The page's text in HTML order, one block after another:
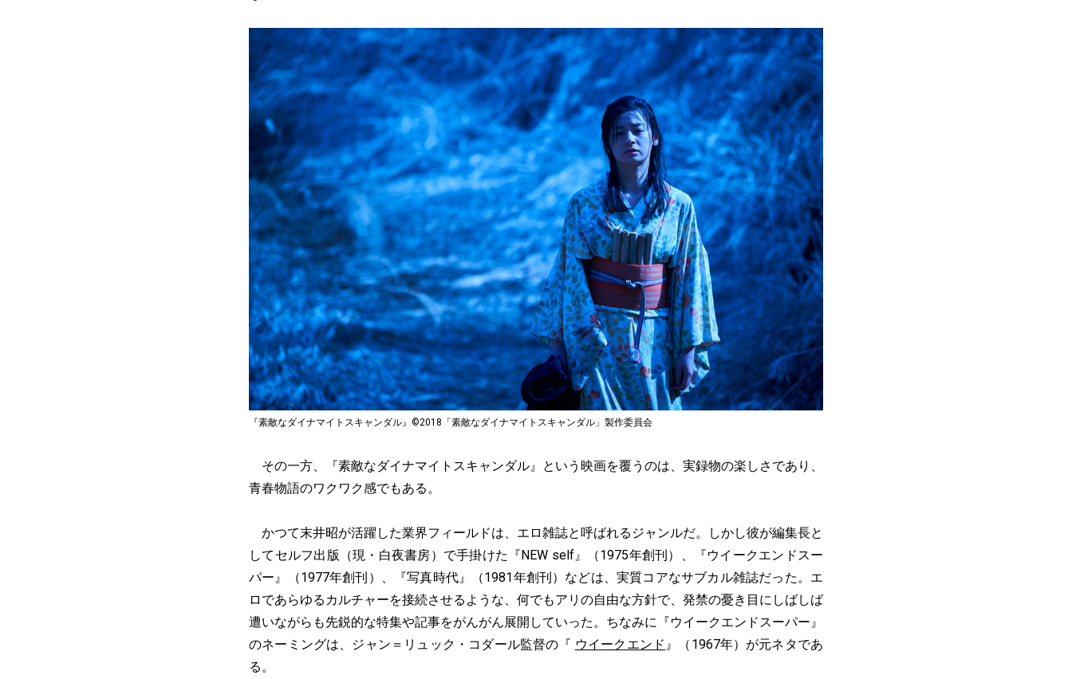
『素敵なダイナマイトスキャンダル』©2018「素敵なダイナマイトスキャンダル」製作委員会
その一方、『素敵なダイナマイトスキャンダル』という映画を覆うのは、実録物の楽しさであり、
青春物語のワクワク感でもある。
かつて末井昭が活躍した業界フィールドは、エロ雑誌と呼ばれるジャンルだ。しかし彼が編集長と
してセルフ出版（現・白夜書房）で手掛けた『NEW self』（1975年創刊）、『ウイークエンドスー
パー』（1977年創刊）、『写真時代』（1981年創刊）などは、実質コアなサブカル雑誌だった。エ
ロであらゆるカルチャーを接続させるような、何でもアリの自由な方針で、発禁の憂き目にしばしば
遭いながらも先鋭的な特集や記事をがんがん展開していった。ちなみに『ウイークエンドスーパー』
のネーミングは、ジャン＝リュック・コダール監督の『 ウイークエンド 』（1967年）が元ネタであ
る。